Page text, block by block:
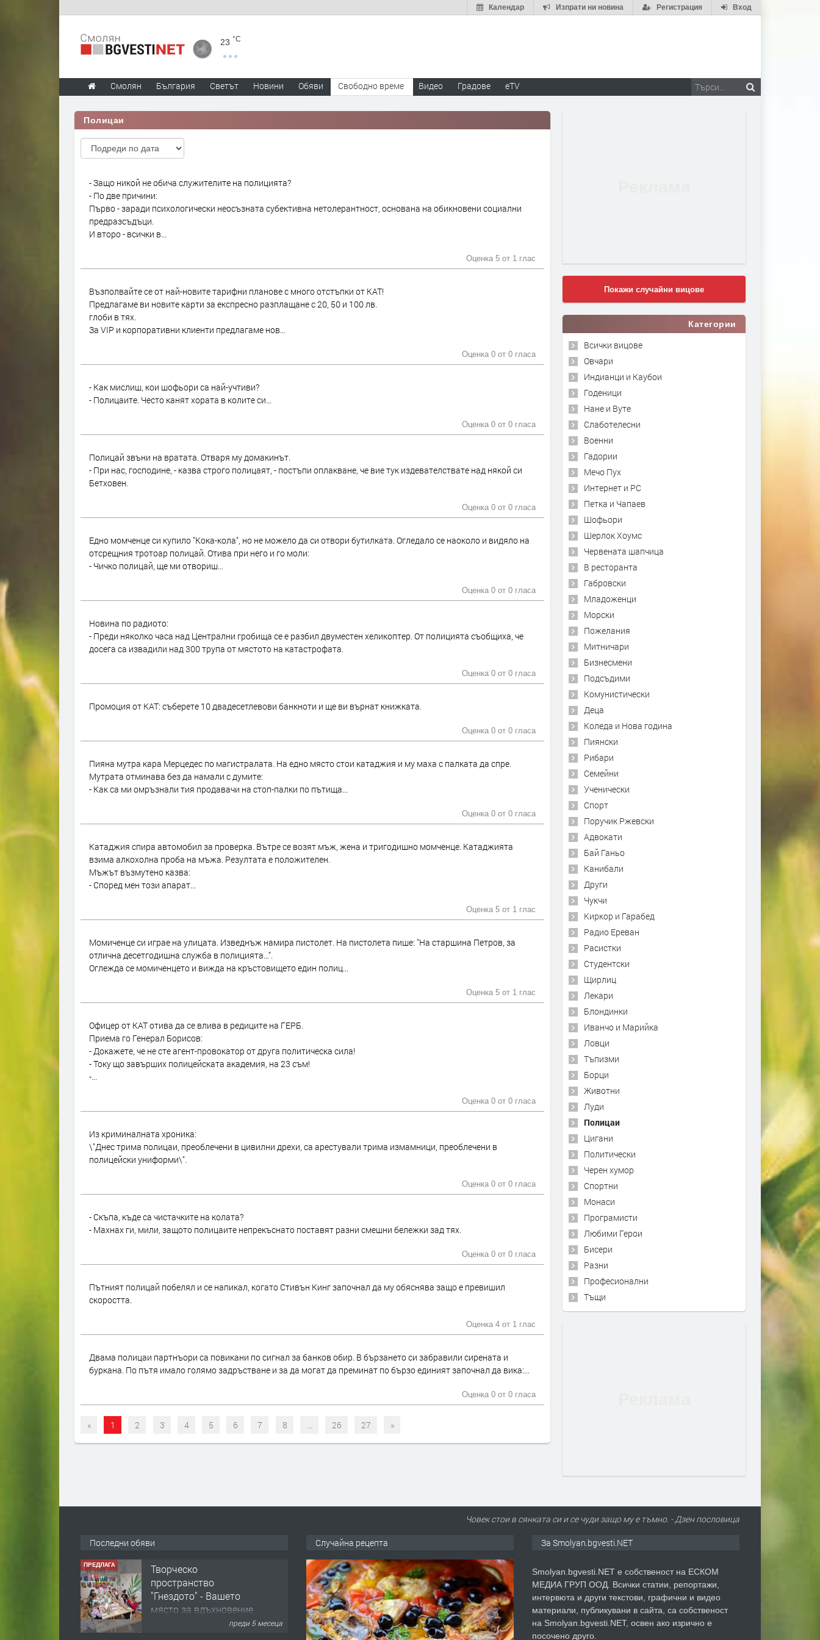
Вход
Регистрация
Изпрати ни новина
Календар
23 °C
Смолян България Светът Новини Обяви Свободно време Видео Градове eTV
Полицаи
- Защо никой не обича служителите на полицията?
- По две причини:
Първо - заради психологически неосъзната субективна нетолерантност, основана на обикновени социални
предразсъдъци.
И второ - всички в...
Оценка 5 от 1 глас
Възполвайте се от най-новите тарифни планове с много отстъпки от КАТ!
Предлагаме ви новите карти за експресно разплащане с 20, 50 и 100 лв.
глоби в тях.
За VIP и корпоративни клиенти предлагаме нов...
Оценка 0 от 0 гласа
- Как мислиш, кои шофьори са най-учтиви?
- Полицаите. Често канят хората в колите си…
Оценка 0 от 0 гласа
Полицай звъни на вратата. Отваря му домакинът.
- При нас, господине, - казва строго полицаят, - постъпи оплакване, че вие тук издевателствате над някой си
Бетховен.
Оценка 0 от 0 гласа
Едно момченце си купило "Кока-кола", но не можело да си отвори бутилката. Огледало се наоколо и видяло на
отсрещния тротоар полицай. Отива при него и го моли:
- Чичко полицай, ще ми отвориш...
Оценка 0 от 0 гласа
Новина по радиото:
- Преди няколко часа над Централни гробища се е разбил двуместен хеликоптер. От полицията съобщиха, че
досега са извадили над 300 трупа от мястото на катастрофата.
Оценка 0 от 0 гласа
Промоция от КАТ: съберете 10 двадесетлевови банкноти и ще ви върнат книжката.
Оценка 0 от 0 гласа
Пияна мутра кара Мерцедес по магистралата. На едно място стои катаджия и му маха с палката да спре.
Мутрата отминава без да намали с думите:
- Как са ми омръзнали тия продавачи на стоп-палки по пътища...
Оценка 0 от 0 гласа
Катаджия спира автомобил за проверка. Вътре се возят мъж, жена и тригодишно момченце. Катаджията
взима алкохолна проба на мъжа. Резултата е положителен.
Мъжът възмутено казва:
- Според мен този апарат...
Оценка 5 от 1 глас
Момиченце си играе на улицата. Изведнъж намира пистолет. На пистолета пише: "На старшина Петров, за
отлична десетгодишна служба в полицията…".
Оглежда се момиченцето и вижда на кръстовището един полиц...
Оценка 5 от 1 глас
Офицер от КАТ отива да се влива в редиците на ГЕРБ.
Приема го Генерал Борисов:
- Докажете, че не сте агент-провокатор от друга политическа сила!
- Току що завърших полицейската академия, на 23 съм!
-...
Оценка 0 от 0 гласа
Из криминалната хроника:
\"Днес трима полицаи, преоблечени в цивилни дрехи, са арестували трима измамници, преоблечени в
полицейски униформи\".
Оценка 0 от 0 гласа
- Скъпа, къде са чистачките на колата?
- Махнах ги, мили, защото полицаите непрекъснато поставят разни смешни бележки зад тях.
Оценка 0 от 0 гласа
Пътният полицай побелял и се напикал, когато Стивън Кинг започнал да му обяснява защо е превишил
скоростта.
Оценка 4 от 1 глас
Двама полицаи партнъори са повикани по сигнал за банков обир. В бързането си забравили сирената и
буркана. По пътя имало голямо задръстване и за да могат да преминат по бързо единият започнал да вика:...
Оценка 0 от 0 гласа
« 1 2 3 4 5 6 7 8 26 27 »
Покажи случайни вицове
Категории
Всички вицове
Овчари
Индианци и Каубои
Годеници
Нане и Вуте
Слаботелесни
Военни
Гадории
Мечо Пух
Интернет и PC
Петка и Чапаев
Шофьори
Шерлок Хоумс
Червената шапчица
В ресторанта
Габровски
Младоженци
Морски
Пожелания
Митничари
Бизнесмени
Подсъдими
Комунистически
Деца
Коледа и Нова година
Пиянски
Рибари
Семейни
Ученически
Спорт
Поручик Ржевски
Адвокати
Бай Ганьо
Канибали
Други
Чукчи
Киркор и Гарабед
Радио Ереван
Расистки
Студентски
Щирлиц
Лекари
Блондинки
Иванчо и Марийка
Ловци
Тъпизми
Борци
Животни
Луди
Полицаи
Цигани
Политически
Черен хумор
Спортни
Монаси
Програмисти
Любими Герои
Бисери
Разни
Професионални
Тъщи
Човек стои в сянката си и се чуди защо му е тъмно. - Дзен пословицa
Последни обяви
ПРЕДЛАГА
Творческо
пространство
"Гнездото" - Вашето
място за вдъхновение
преди 5 месеца
Случайна рецепта За Smolyan.bgvesti.NET
Smolyan.bgvesti.NET е собственост на ЕСКОМ
МЕДИА ГРУП ООД. Всички статии, репортажи,
интервюта и други текстови, графични и видео
материали, публикувани в сайта, са собственост
на Smolyan.bgvesti.NET, освен ако изрично е
посочено друго.